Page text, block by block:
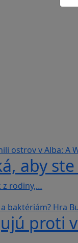
aby
z rodiny,…
proti